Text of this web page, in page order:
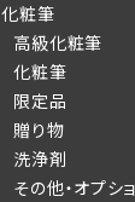
化粧筆
高級化粧筆
化粧筆
限定品
贈り物
洗浄剤
その他・オプシ